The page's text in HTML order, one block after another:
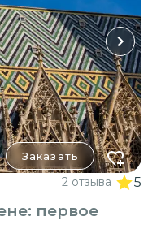
Заказать
2 отзыва 5
первое